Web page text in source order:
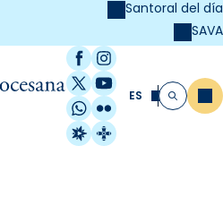
Santoral del día
SAVA
Facebook
Instagram
X / Twitter
YouTube
WhatsApp
Flickr
Radio Estel
Catalunya
ES Buscar